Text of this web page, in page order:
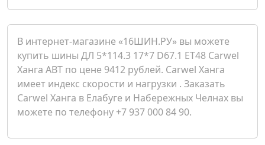
В интернет-магазине «16ШИН.РУ» вы можете
купить шины ДЛ 5*114.3 17*7 D67.1 ET48 Carwel
Ханга ABT по цене 9412 рублей. Carwel Ханга
имеет индекс скорости и нагрузки . Заказать
Carwel Ханга в Елабуге и Набережных Челнах вы
можете по телефону +7 937 000 84 90.